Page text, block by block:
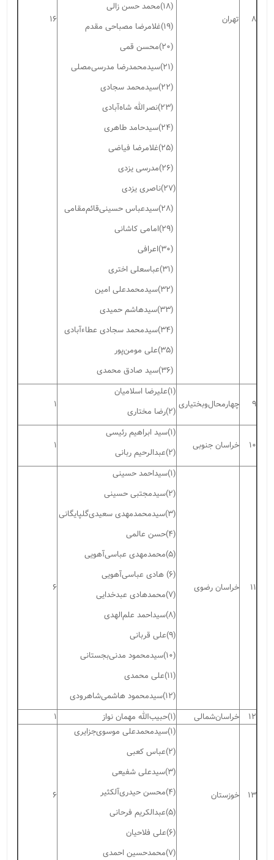
۸ تهران
(۱۸)محمد حسن زالی
(۱۹)غلامرضا مصباحی مقدم
(۲۰)محسن قمی
(۲۱)سیدمحمدرضا مدرسی‌مصلی
(۲۲)سیدمحمد سجادی
(۲۳)نصرالله شاه‌آبادی
(۲۴)سیدحامد طاهری
(۲۵)غلامرضا فیاضی
(۲۶)مدرسی یزدی
(۲۷)ناصری یزدی
(۲۸)سیدعباس حسینی‌قائم‌مقامی
(۲۹)امامی کاشانی
(۳۰)اعرافی
(۳۱)عباسعلی اختری
(۳۲)سیدمحمدعلی امین
(۳۳)سیدهاشم حمیدی
(۳۴)سیدمحمد سجادی عطاءآبادی
(۳۵)علی مومن‌پور
(۳۶)سید صادق محمدی
۱۶
۹ چهارمحال‌وبختیاری
(۱)علیرضا اسلامیان
(۲)رضا مختاری
۱
۱۰ خراسان جنوبی
(۱)سید ابراهیم رئیسی
(۲)عبدالرحیم ربانی
۱
۱۱ خراسان رضوی
(۱)سیداحمد حسینی
(۲)سیدمجتبی حسینی
(۳)سیدمحمدمهدی سعیدی‌گلپایگانی
(۴)حسن عالمی
(۵)محمدمهدی عباسی‌آهویی
(۶) هادی عباسی‌آهویی
(۷)محمدهادی عبد‌خدایی
(۸)سیداحمد علم‌الهدی
(۹)علی قربانی
(۱۰)سیدمحمود مدنی‌بجستانی
(۱۱)علی محمدی
(۱۲)سیدمحمود هاشمی‌شاهرودی
۶
۱۲ خراسان‌شمالی (۱)حبیب‌الله مهمان نواز ۱
۱۳ خوزستان
(۱)سیدمحمدعلی موسوی‌جزایری
(۲)عباس کعبی
(۳)سیدعلی شفیعی
(۴)محسن حیدری‌آلکثیر
(۵)عبدالکریم فرحانی
(۶)علی فلاحیان
(۷)محمدحسین احمدی
۶